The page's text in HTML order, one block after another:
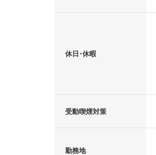
休日･休暇
受動喫煙対策
勤務地